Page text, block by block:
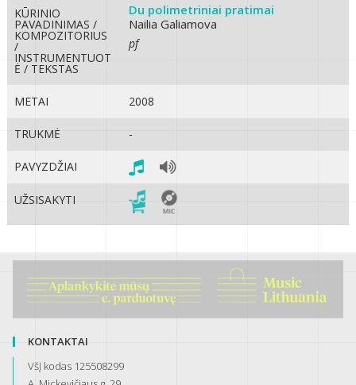
KŪRINIO
PAVADINIMAS /
KOMPOZITORIUS
/
INSTRUMENTUOT
Ė / TEKSTAS
Du polimetriniai pratimai
Nailia Galiamova
pf
METAI 2008
TRUKMĖ -
PAVYZDŽIAI
UŽSISAKYTI
KONTAKTAI
VšĮ kodas 125508299